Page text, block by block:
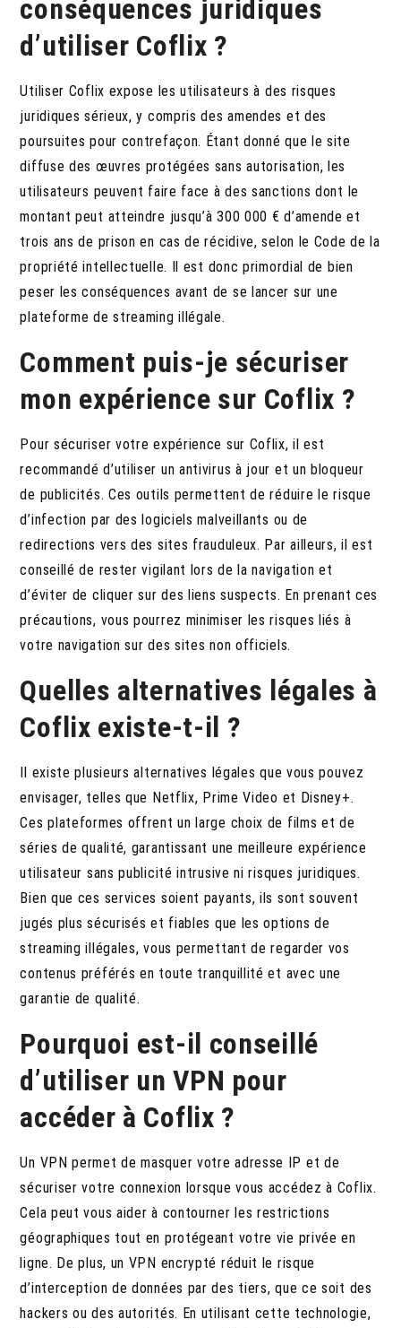
conséquences juridiques
d’utiliser Coflix ?
Utiliser Coflix expose les utilisateurs à des risques
juridiques sérieux, y compris des amendes et des
poursuites pour contrefaçon. Étant donné que le site
diffuse des œuvres protégées sans autorisation, les
utilisateurs peuvent faire face à des sanctions dont le
montant peut atteindre jusqu’à 300 000 € d’amende et
trois ans de prison en cas de récidive, selon le Code de la
propriété intellectuelle. Il est donc primordial de bien
peser les conséquences avant de se lancer sur une
plateforme de streaming illégale.
Comment puis-je sécuriser
mon expérience sur Coflix ?
Pour sécuriser votre expérience sur Coflix, il est
recommandé d’utiliser un antivirus à jour et un bloqueur
de publicités. Ces outils permettent de réduire le risque
d’infection par des logiciels malveillants ou de
redirections vers des sites frauduleux. Par ailleurs, il est
conseillé de rester vigilant lors de la navigation et
d’éviter de cliquer sur des liens suspects. En prenant ces
précautions, vous pourrez minimiser les risques liés à
votre navigation sur des sites non officiels.
Quelles alternatives légales à
Coflix existe-t-il ?
Il existe plusieurs alternatives légales que vous pouvez
envisager, telles que Netflix, Prime Video et Disney+.
Ces plateformes offrent un large choix de films et de
séries de qualité, garantissant une meilleure expérience
utilisateur sans publicité intrusive ni risques juridiques.
Bien que ces services soient payants, ils sont souvent
jugés plus sécurisés et fiables que les options de
streaming illégales, vous permettant de regarder vos
contenus préférés en toute tranquillité et avec une
garantie de qualité.
Pourquoi est-il conseillé
d’utiliser un VPN pour
accéder à Coflix ?
Un VPN permet de masquer votre adresse IP et de
sécuriser votre connexion lorsque vous accédez à Coflix.
Cela peut vous aider à contourner les restrictions
géographiques tout en protégeant votre vie privée en
ligne. De plus, un VPN encrypté réduit le risque
d’interception de données par des tiers, que ce soit des
hackers ou des autorités. En utilisant cette technologie,